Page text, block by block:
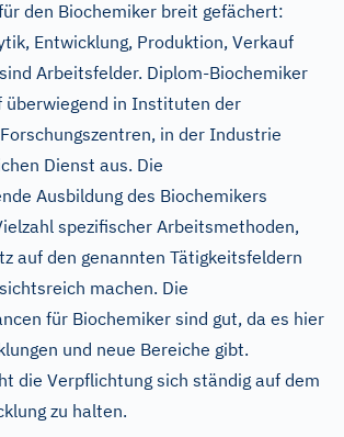
den Biochemiker breit gefächert:
Entwicklung, Produktion, Verkauf
Arbeitsfelder. Diplom-Biochemiker
überwiegend in Instituten der
in der Industrie
Dienst aus. Die
Ausbildung des Biochemikers
spezifischer Arbeitsmethoden,
auf den genannten Tätigkeitsfeldern
machen. Die
für Biochemiker sind gut, da es hier
und neue Bereiche gibt.
die Verpflichtung sich ständig auf dem
zu halten.